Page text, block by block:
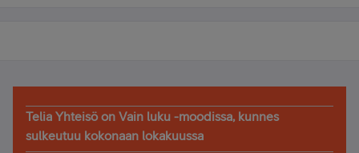
Telia Yhteisö on Vain luku -moodissa, kunnes
sulkeutuu kokonaan lokakuussa